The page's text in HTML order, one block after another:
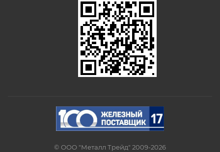
© ООО "Металл Трейд" 2009-2026